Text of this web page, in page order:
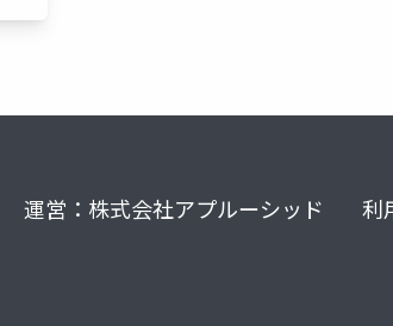
運営：株式会社アプルーシッド 利